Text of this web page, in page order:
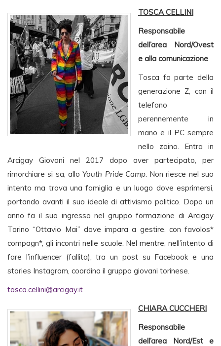
TOSCA CELLINI
Responsabile
dell’area Nord/Ovest
e alla comunicazione
Tosca fa parte della
generazione Z, con il
telefono
perennemente in
mano e il PC sempre
nello zaino. Entra in
Arcigay Giovani nel 2017 dopo aver partecipato, per
rimorchiare si sa, alloYouth Pride Camp. Non riesce nel suo
intento ma trova una famiglia e un luogo dove esprimersi,
portando avanti il suo ideale di attivismo politico. Dopo un
anno fa il suo ingresso nel gruppo formazione di Arcigay
Torino “Ottavio Mai” dove impara a gestire, con favolos*
compagn*, gli incontri nelle scuole. Nel mentre, nell’intento di
fare l’influencer (fallita), tra un post su Facebook e una
stories Instagram, coordina il gruppo giovani torinese.
tosca.cellini@arcigay.it
CHIARA CUCCHERI
Responsabile
dell’area Nord/Est e